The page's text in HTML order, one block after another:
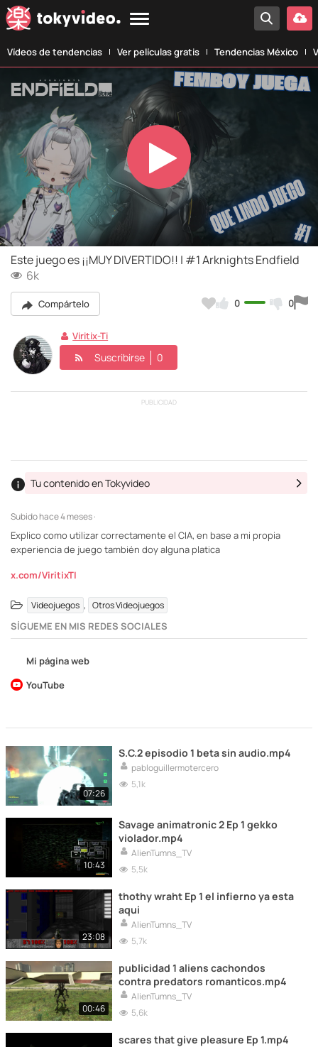
Vídeos de tendencias Ver películas gratis Tendencias México
Play
Video
Este juego es ¡¡MUY DIVERTIDO!! | #1 Arknights Endfield
6k
Compártelo 0 0
Viritix-Ti
Suscribirse 0
PUBLICIDAD
Subidohace 4 meses ·
Tu contenido en Tokyvideo
Explico como utilizar correctamente el CIA, en base a mi propia
experiencia de juego también doy alguna platica
x.com/ViritixTI
Videojuegos , Otros Videojuegos
SÍGUEME EN MIS REDES SOCIALES
Mi página web
YouTube
07:26
S.C.2 episodio 1 beta sin audio.mp4
pabloguillermotercero
5,1k
10:43
Savage animatronic 2 Ep 1 gekko
violador.mp4
AlienTumns_TV
5,5k
23:08
thothy wraht Ep 1 el infierno ya esta
aqui
AlienTumns_TV
5,7k
00:46
publicidad 1 aliens cachondos
contra predators romanticos.mp4
AlienTumns_TV
5,6k
scares that give pleasure Ep 1.mp4